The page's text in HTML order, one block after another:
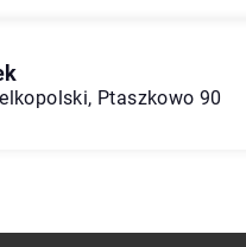
Ptaszkowo 90